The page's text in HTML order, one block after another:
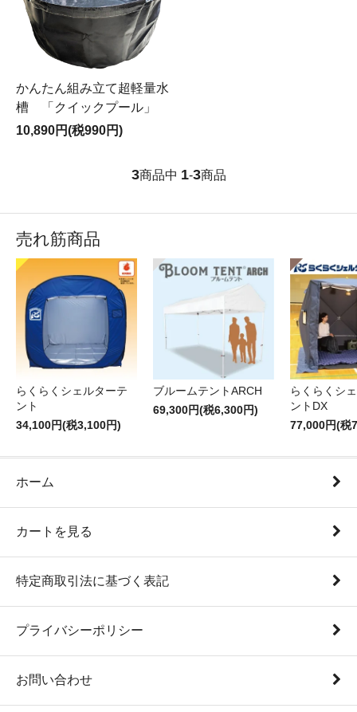
かんたん組み立て超軽量水
槽 「クイックプール」
10,890円(税990円)
3商品中 1-3商品
売れ筋商品
らくらくシェルターテ
ント
34,100円(税3,100円)
ブルームテントARCH
69,300円(税6,300円)
らくらくシ
ントDX
77,000円(税
ホーム
カートを見る
特定商取引法に基づく表記
プライバシーポリシー
お問い合わせ